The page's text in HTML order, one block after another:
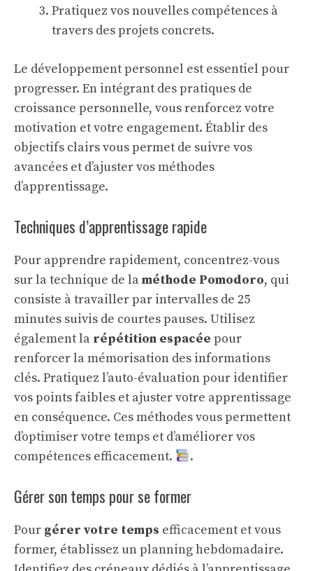
Pratiquez vos nouvelles compétences à
travers des projets concrets.
Le développement personnel est essentiel pour
progresser. En intégrant des pratiques de
croissance personnelle, vous renforcez votre
motivation et votre engagement. Établir des
objectifs clairs vous permet de suivre vos
avancées et d’ajuster vos méthodes
d’apprentissage.
Techniques d’apprentissage rapide
Pour apprendre rapidement, concentrez-vous
sur la technique de laméthode Pomodoro, qui
consiste à travailler par intervalles de 25
minutes suivis de courtes pauses. Utilisez
également la répétition espacée pour
renforcer la mémorisation des informations
clés. Pratiquez l’auto-évaluation pour identifier
vos points faibles et ajuster votre apprentissage
en conséquence. Ces méthodes vous permettent
d’optimiser votre temps et d’améliorer vos
compétences efficacement.
.
Gérer son temps pour se former
Pour gérer votre temps efficacement et vous
former, établissez un planning hebdomadaire.